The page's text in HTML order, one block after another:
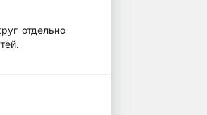
отдельно